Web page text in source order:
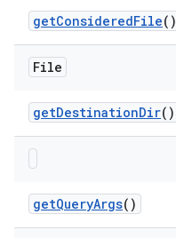
getConsideredFile()
File
getDestinationDir()
getQueryArgs()